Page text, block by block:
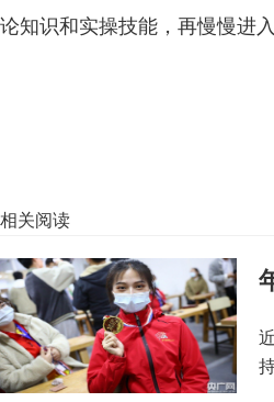
论知识和实操技能，再慢慢进入
相关阅读